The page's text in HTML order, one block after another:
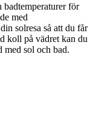
badtemperaturer för
med
solresa så att du får
koll på vädret kan du
med sol och bad.